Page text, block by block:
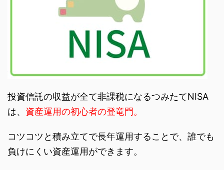
投資信託の収益が全て非課税になるつみたてNISA
は、 資産運用の初心者の登竜門。
コツコツと積み立てで長年運用することで、誰でも
負けにくい資産運用ができます。